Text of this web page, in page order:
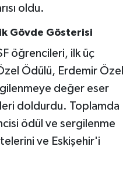
oldu.
Gövde Gösterisi
öğrencileri, ilk üç
Ödülü, Erdemir Özel
değer eser
doldurdu. Toplamda
ödül ve sergilenme
ve Eskişehir'i